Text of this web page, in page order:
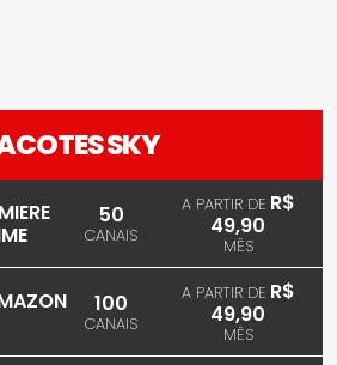
SKY
50
CANAIS
A PARTIR DE R$
49,90
MÊS
100
CANAIS
A PARTIR DE R$
49,90
MÊS